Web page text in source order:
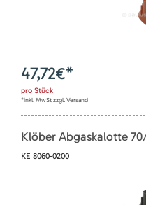
47,72€*
pro Stück
*inkl. MwSt zzgl. Versand
Klöber Abgaskalotte
KE 8060-0200